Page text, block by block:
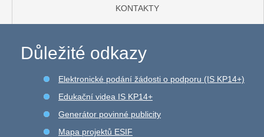
KONTAKTY
Důležité odkazy
Elektronické podání žádosti o podporu (IS KP14+)
Edukační videa IS KP14+
Generátor povinné publicity
Mapa projektů ESIF